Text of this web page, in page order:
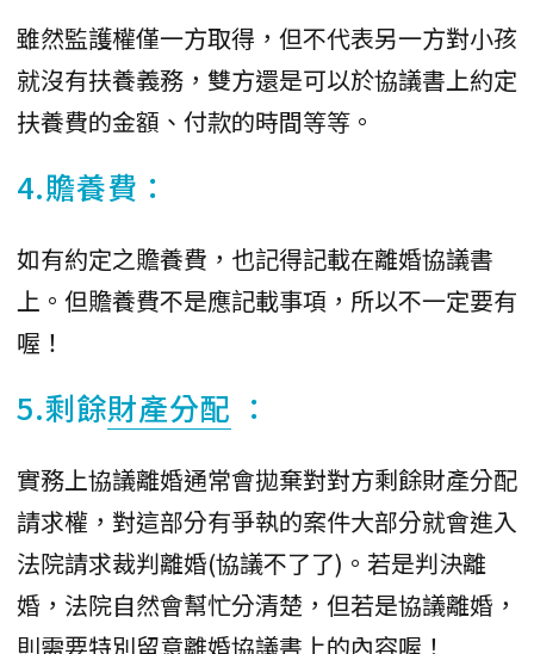
雖然監護權僅一方取得，但不代表另一方對小孩
就沒有扶養義務，雙方還是可以於協議書上約定
扶養費的金額、付款的時間等等。
4.贍養費：
如有約定之贍養費，也記得記載在離婚協議書
上。但贍養費不是應記載事項，所以不一定要有
喔！
5.剩餘財產分配 ：
實務上協議離婚通常會拋棄對對方剩餘財產分配
請求權，對這部分有爭執的案件大部分就會進入
法院請求裁判離婚(協議不了了)。若是判決離
婚，法院自然會幫忙分清楚，但若是協議離婚，
則需要特別留意離婚協議書上的內容喔！